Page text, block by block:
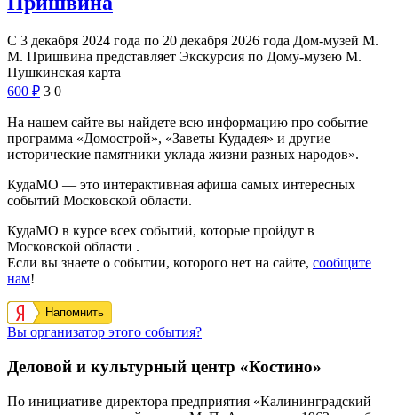
С 3 декабря 2024 года по 20 декабря 2026 года Дом-музей М.
М. Пришвина представляет Экскурсия по Дому-музею М.
Пушкинская карта
600 ₽ 3 0
На нашем сайте вы найдете всю информацию про событие
программа «Домострой», «Заветы Кудадея» и другие
исторические памятники уклада жизни разных народов».
КудаМО — это интерактивная афиша самых интересных
событий Московской области.
КудаМО в курсе всех событий, которые пройдут в
Московской области .
Если вы знаете о событии, которого нет на сайте, сообщите
нам!
Напомнить
Вы организатор этого события?
Деловой и культурный центр «Костино»
По инициативе директора предприятия «Калининградский